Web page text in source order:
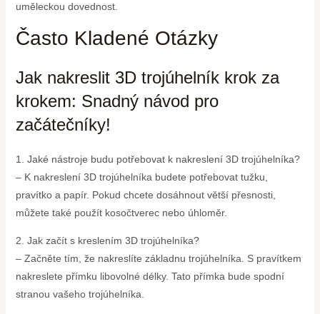
uměleckou dovednost.
Často Kladené Otázky
Jak nakreslit 3D trojúhelník krok za
krokem: Snadný návod pro
začátečníky!
1. Jaké nástroje budu potřebovat k nakreslení 3D trojúhelníka?
– K nakreslení 3D trojúhelníka budete potřebovat tužku,
pravítko a papír. Pokud chcete dosáhnout větší přesnosti,
můžete také použít kosočtverec nebo úhloměr.
2. Jak začít s kreslením 3D trojúhelníka?
– Začněte tím, že nakreslíte základnu trojúhelníka. S pravítkem
nakreslete přímku libovolné délky. Tato přímka bude spodní
stranou vašeho trojúhelníka.